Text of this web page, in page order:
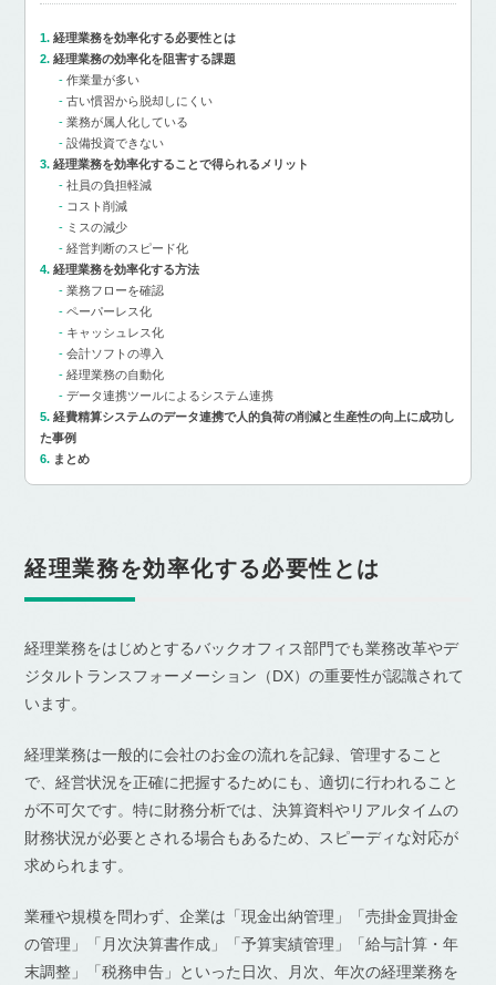
経理業務を効率化する必要性とは
経理業務の効率化を阻害する課題
作業量が多い
古い慣習から脱却しにくい
業務が属人化している
設備投資できない
経理業務を効率化することで得られるメリット
社員の負担軽減
コスト削減
ミスの減少
経営判断のスピード化
経理業務を効率化する方法
業務フローを確認
ペーパーレス化
キャッシュレス化
会計ソフトの導入
経理業務の自動化
データ連携ツールによるシステム連携
経費精算システムのデータ連携で人的負荷の削減と生産性の向上に成功し
た事例
まとめ
経理業務を効率化する必要性とは
経理業務をはじめとするバックオフィス部門でも業務改革やデ
ジタルトランスフォーメーション（DX）の重要性が認識されて
います。
経理業務は一般的に会社のお金の流れを記録、管理すること
で、経営状況を正確に把握するためにも、適切に行われること
が不可欠です。特に財務分析では、決算資料やリアルタイムの
財務状況が必要とされる場合もあるため、スピーディな対応が
求められます。
業種や規模を問わず、企業は「現金出納管理」「売掛金買掛金
の管理」「月次決算書作成」「予算実績管理」「給与計算・年
末調整」「税務申告」といった日次、月次、年次の経理業務を